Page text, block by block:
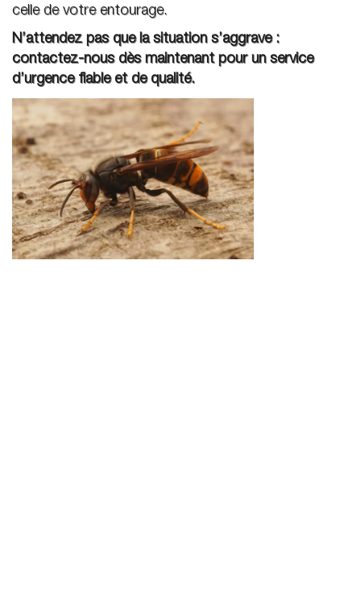
celle de votre entourage.
N’attendez pas que la situation s’aggrave :
contactez-nous dès maintenant pour un service
d’urgence fiable et de qualité.